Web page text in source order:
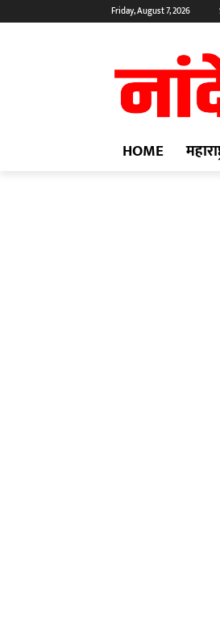
Friday, August 7, 2026
HOME